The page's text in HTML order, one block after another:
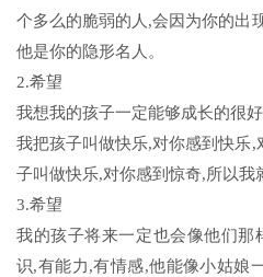
个多么的脆弱的人,会因为你的出
他是你的隐形名人。
2.希望
我想我的孩子一定能够成长的很
我把孩子叫做快乐,对你感到快乐
子叫做快乐,对你感到惊奇,所以我
3.希望
我的孩子将来一定也会像他们那
识,有能力,有情感,他能像小姑娘